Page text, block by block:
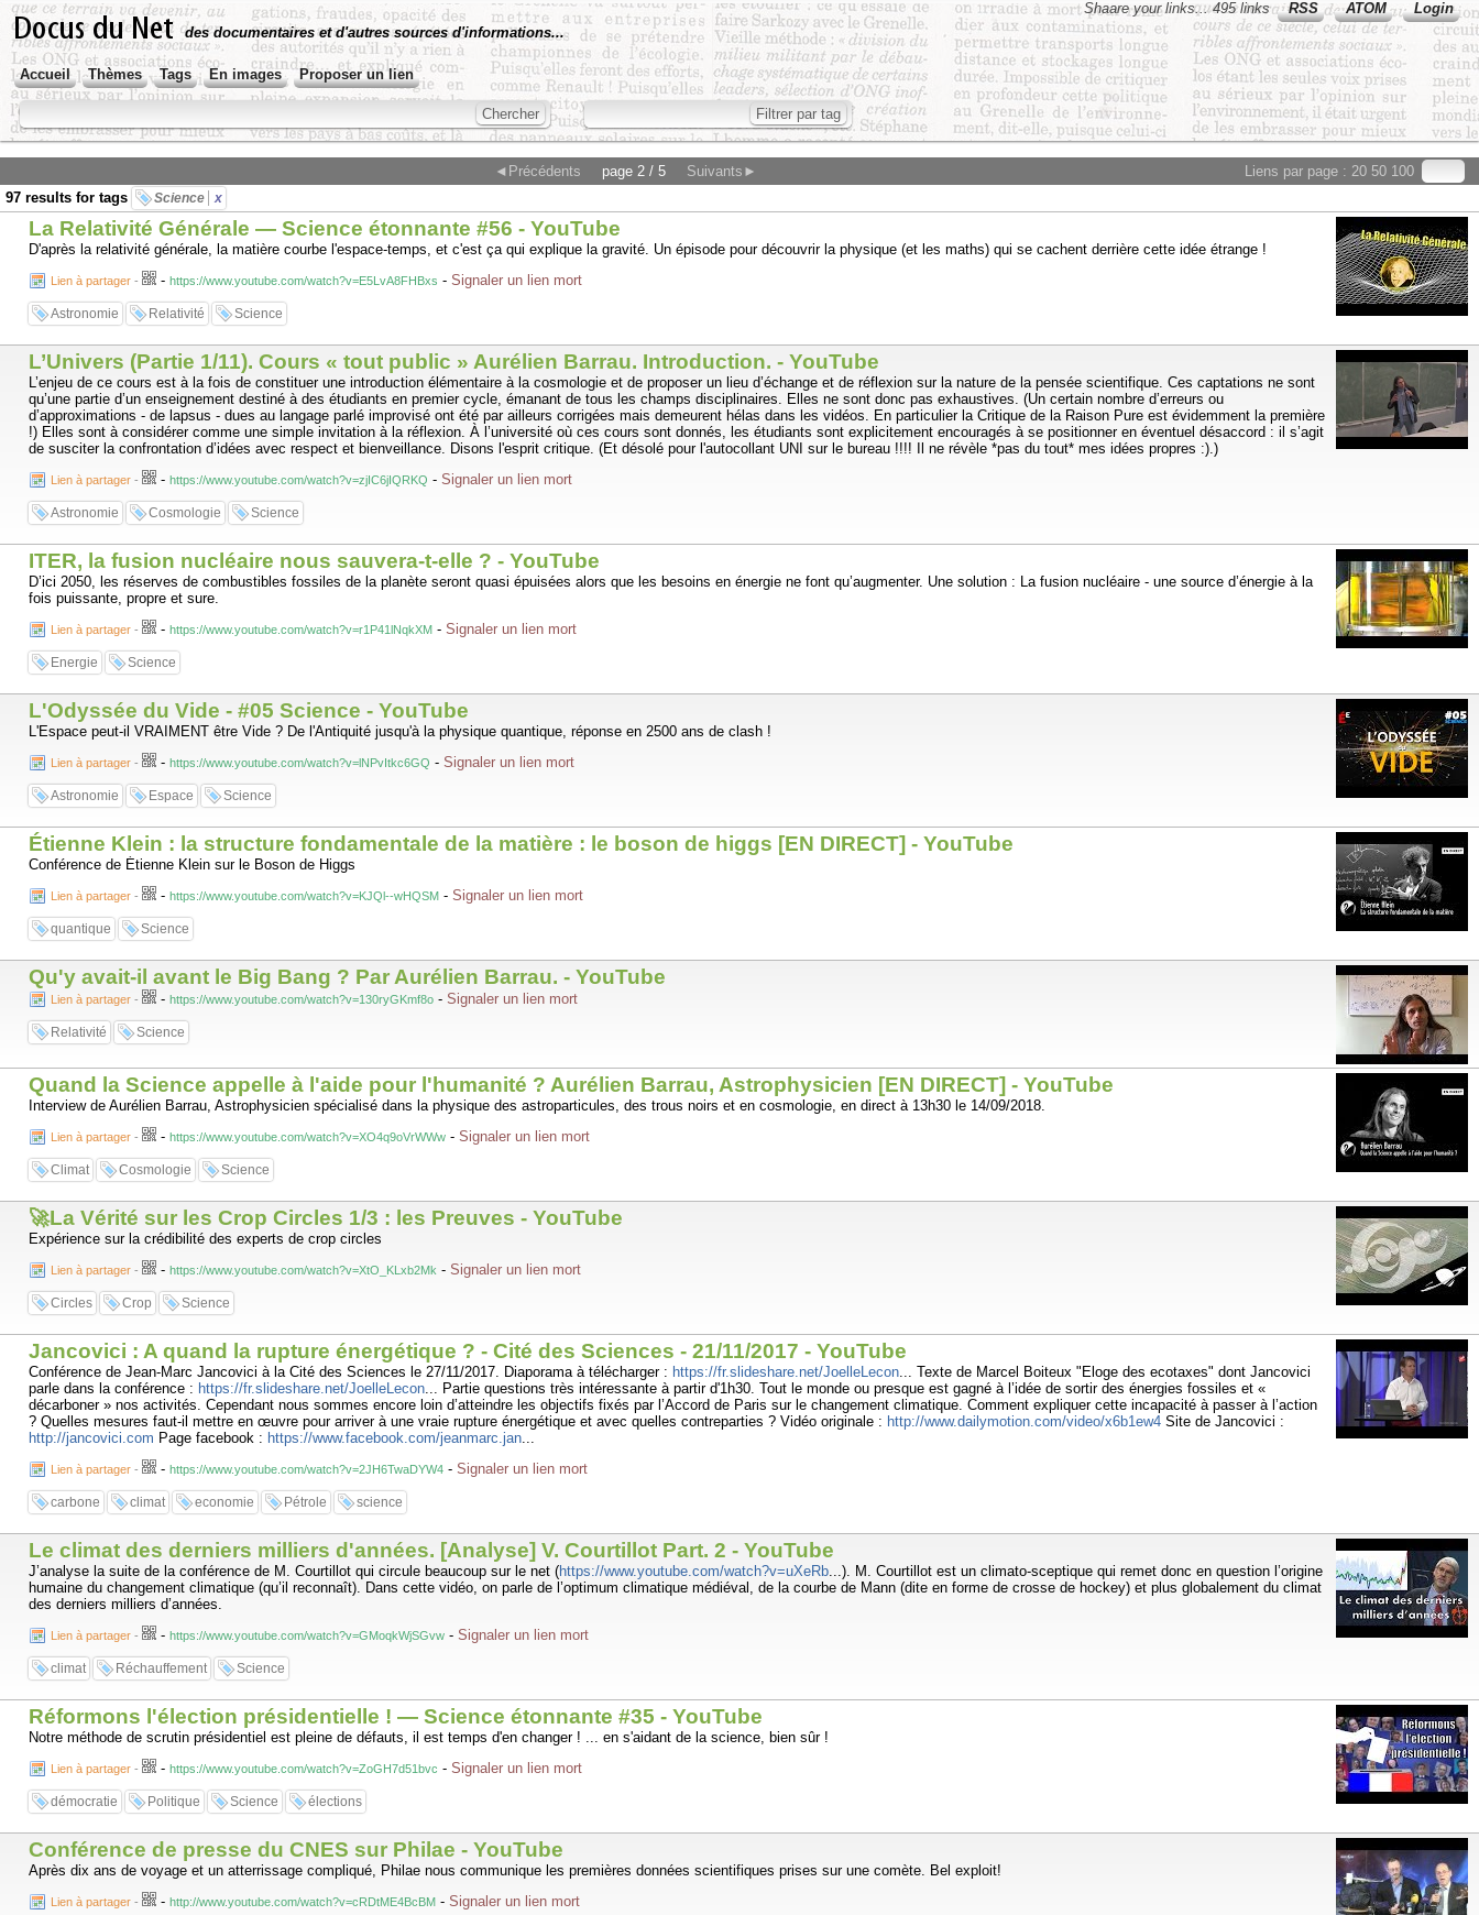
Shaare your links... 495 links RSS ATOM
Login
des documentaires et d'autres sources d'informations...
Accueil Thèmes Tags En images Proposer un lien
Liens par page : 20 50 100
◄Précédents page 2 / 5
Suivants►
97 results for tags
Science x
La Relativité Générale — Science étonnante #56 - YouTube
D'après la relativité générale, la matière courbe l'espace-temps, et c'est ça qui explique la gravité. Un épisode pour découvrir la physique (et les maths) qui se cachent derrière cette idée étrange !
Lien à partager - - https://www.youtube.com/watch?v=E5LvA8FHBxs - Signaler un lien mort
Astronomie Relativité Science
L’Univers (Partie 1/11). Cours « tout public » Aurélien Barrau. Introduction. - YouTube
L’enjeu de ce cours est à la fois de constituer une introduction élémentaire à la cosmologie et de proposer un lieu d’échange et de réflexion sur la nature de la pensée scientifique. Ces captations ne sont
qu’une partie d’un enseignement destiné à des étudiants en premier cycle, émanant de tous les champs disciplinaires. Elles ne sont donc pas exhaustives. (Un certain nombre d’erreurs ou
d’approximations - de lapsus - dues au langage parlé improvisé ont été par ailleurs corrigées mais demeurent hélas dans les vidéos. En particulier la Critique de la Raison Pure est évidemment la première
!) Elles sont à considérer comme une simple invitation à la réflexion. À l’université où ces cours sont donnés, les étudiants sont explicitement encouragés à se positionner en éventuel désaccord : il s’agit
de susciter la confrontation d’idées avec respect et bienveillance. Disons l'esprit critique. (Et désolé pour l'autocollant UNI sur le bureau !!!! Il ne révèle *pas du tout* mes idées propres :).)
Lien à partager - - https://www.youtube.com/watch?v=zjIC6jIQRKQ - Signaler un lien mort
Astronomie Cosmologie Science
ITER, la fusion nucléaire nous sauvera-t-elle ? - YouTube
D’ici 2050, les réserves de combustibles fossiles de la planète seront quasi épuisées alors que les besoins en énergie ne font qu’augmenter. Une solution : La fusion nucléaire - une source d’énergie à la
fois puissante, propre et sure.
Lien à partager - - https://www.youtube.com/watch?v=r1P41lNqkXM - Signaler un lien mort
Energie Science
L'Odyssée du Vide - #05 Science - YouTube
L'Espace peut-il VRAIMENT être Vide ? De l'Antiquité jusqu'à la physique quantique, réponse en 2500 ans de clash !
Lien à partager - - https://www.youtube.com/watch?v=lNPvItkc6GQ - Signaler un lien mort
Astronomie Espace Science
Étienne Klein : la structure fondamentale de la matière : le boson de higgs [EN DIRECT] - YouTube
Conférence de Étienne Klein sur le Boson de Higgs
Lien à partager - - https://www.youtube.com/watch?v=KJQl--wHQSM - Signaler un lien mort
quantique Science
Qu'y avait-il avant le Big Bang ? Par Aurélien Barrau. - YouTube
Lien à partager - - https://www.youtube.com/watch?v=130ryGKmf8o - Signaler un lien mort
Relativité Science
Quand la Science appelle à l'aide pour l'humanité ? Aurélien Barrau, Astrophysicien [EN DIRECT] - YouTube
Interview de Aurélien Barrau, Astrophysicien spécialisé dans la physique des astroparticules, des trous noirs et en cosmologie, en direct à 13h30 le 14/09/2018.
Lien à partager - - https://www.youtube.com/watch?v=XO4q9oVrWWw - Signaler un lien mort
Climat Cosmologie Science
🚀La Vérité sur les Crop Circles 1/3 : les Preuves - YouTube
Expérience sur la crédibilité des experts de crop circles
Lien à partager - - https://www.youtube.com/watch?v=XtO_KLxb2Mk - Signaler un lien mort
Circles Crop Science
Jancovici : A quand la rupture énergétique ? - Cité des Sciences - 21/11/2017 - YouTube
Conférence de Jean-Marc Jancovici à la Cité des Sciences le 27/11/2017. Diaporama à télécharger : https://fr.slideshare.net/JoelleLecon... Texte de Marcel Boiteux "Eloge des ecotaxes" dont Jancovici
parle dans la conférence : https://fr.slideshare.net/JoelleLecon... Partie questions très intéressante à partir d'1h30. Tout le monde ou presque est gagné à l’idée de sortir des énergies fossiles et «
décarboner » nos activités. Cependant nous sommes encore loin d’atteindre les objectifs fixés par l’Accord de Paris sur le changement climatique. Comment expliquer cette incapacité à passer à l’action
? Quelles mesures faut-il mettre en œuvre pour arriver à une vraie rupture énergétique et avec quelles contreparties ? Vidéo originale : http://www.dailymotion.com/video/x6b1ew4 Site de Jancovici :
http://jancovici.com Page facebook : https://www.facebook.com/jeanmarc.jan...
Lien à partager - - https://www.youtube.com/watch?v=2JH6TwaDYW4 - Signaler un lien mort
carbone climat economie Pétrole science
Le climat des derniers milliers d'années. [Analyse] V. Courtillot Part. 2 - YouTube
J’analyse la suite de la conférence de M. Courtillot qui circule beaucoup sur le net (https://www.youtube.com/watch?v=uXeRb...). M. Courtillot est un climato-sceptique qui remet donc en question l’origine
humaine du changement climatique (qu’il reconnaît). Dans cette vidéo, on parle de l’optimum climatique médiéval, de la courbe de Mann (dite en forme de crosse de hockey) et plus globalement du climat
des derniers milliers d’années.
Lien à partager - - https://www.youtube.com/watch?v=GMoqkWjSGvw - Signaler un lien mort
climat Réchauffement Science
Réformons l'élection présidentielle ! — Science étonnante #35 - YouTube
Notre méthode de scrutin présidentiel est pleine de défauts, il est temps d'en changer ! ... en s'aidant de la science, bien sûr !
Lien à partager - - https://www.youtube.com/watch?v=ZoGH7d51bvc - Signaler un lien mort
démocratie Politique Science élections
Conférence de presse du CNES sur Philae - YouTube
Après dix ans de voyage et un atterrissage compliqué, Philae nous communique les premières données scientifiques prises sur une comète. Bel exploit!
Lien à partager - - http://www.youtube.com/watch?v=cRDtME4BcBM - Signaler un lien mort